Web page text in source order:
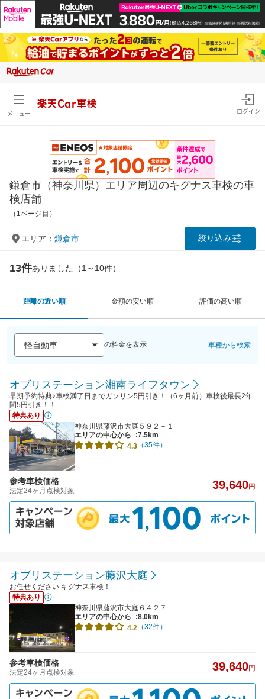
メニュー
楽天Car車検
ログイン
鎌倉市（神奈川県）エリア周辺のキグナス車検の車
検店舗
（1ページ目）
エリア： 鎌倉市 絞り込み
13件ありました（1～10件）
距離の近い順 金額の安い順 評価の高い順
の料金を表示 車種から検索
オブリステーション湘南ライフタウン
早期予約特典♪車検満了日までガソリン5円引き！（6ヶ月前）車検後最長2年
間5円引き！！
特典あり
神奈川県藤沢市大庭５９２－１
エリアの中心から
:7.5km
4.3 （35件）
参考車検価格
法定24ヶ月点検対象 39,640円
オブリステーション藤沢大庭
お任せください キグナス車検！
特典あり
神奈川県藤沢市大庭６４２７
エリアの中心から
:8.0km
4.2 （32件）
参考車検価格
法定24ヶ月点検対象 39,640円